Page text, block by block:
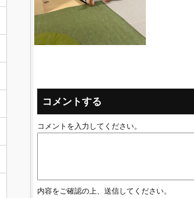
コメントする
コメントを入力してください。
内容をご確認の上、送信してください。